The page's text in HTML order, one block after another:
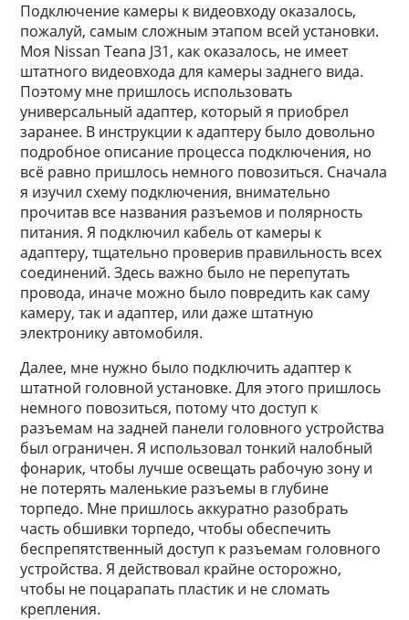
Подключение камеры к видеовходу оказалось,
пожалуй, самым сложным этапом всей установки.
Моя Nissan Teana J31, как оказалось, не имеет
штатного видеовхода для камеры заднего вида.
Поэтому мне пришлось использовать
универсальный адаптер, который я приобрел
заранее. В инструкции к адаптеру было довольно
подробное описание процесса подключения, но
всё равно пришлось немного повозиться. Сначала
я изучил схему подключения, внимательно
прочитав все названия разъемов и полярность
питания. Я подключил кабель от камеры к
адаптеру, тщательно проверив правильность всех
соединений. Здесь важно было не перепутать
провода, иначе можно было повредить как саму
камеру, так и адаптер, или даже штатную
электронику автомобиля.
Далее, мне нужно было подключить адаптер к
штатной головной установке. Для этого пришлось
немного повозиться, потому что доступ к
разъемам на задней панели головного устройства
был ограничен. Я использовал тонкий налобный
фонарик, чтобы лучше освещать рабочую зону и
не потерять маленькие разъемы в глубине
торпедо. Мне пришлось аккуратно разобрать
часть обшивки торпедо, чтобы обеспечить
беспрепятственный доступ к разъемам головного
устройства. Я действовал крайне осторожно,
чтобы не поцарапать пластик и не сломать
крепления.